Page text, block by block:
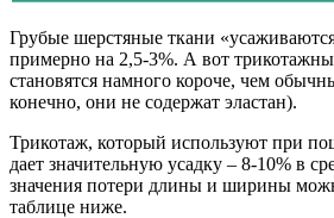
Грубые шерстяные ткани
примерно на 2,5-3%. А вот
становятся намного короче, чем
конечно, они не содержат эластан).
Трикотаж, который используют при
дает значительную усадку – 8-10% в
значения потери длины и ширины
таблице ниже.